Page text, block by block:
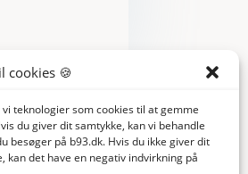
cookies 🍪
teknologier som cookies til at gemme
du giver dit samtykke, kan vi behandle
besøger på b93.dk. Hvis du ikke giver dit
det have en negativ indvirkning på